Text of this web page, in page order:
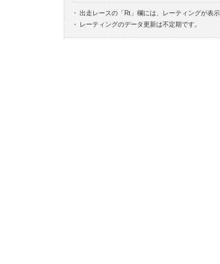
・ 出走レースの「Rt」欄には、レーティングが表
・
レーティングのデータ更新は不定期です。